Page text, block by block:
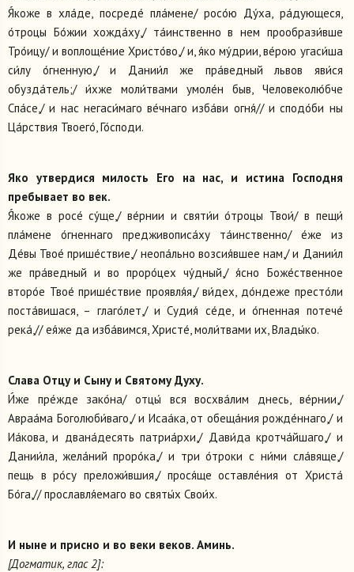
Я́коже в хла́де, посреде́ пла́мене/ росо́ю Ду́ха, ра́дующеся,
о́троцы Бо́жии хожда́ху,/ та́инственно в нем прообрази́вше
Тро́ицу/ и воплоще́ние Христо́во,/ и, я́ко му́дрии, ве́рою угаси́ша
си́лу о́гненную,/ и Дании́л же пра́ведный львов яви́ся
обузда́тель;/ и́хже моли́твами умоле́н быв, Человеколю́бче
Спа́се,/ и нас негаси́маго ве́чнаго изба́ви огня́// и сподо́би ны
Ца́рствия Твоего́, Го́споди.
Яко утвердися милость Его на нас, и истина Господня
пребывает во век.
Я́коже в росе́ су́ще,/ ве́рнии и святи́и о́троцы Твои́/ в пещи́
пла́мене о́гненнаго предживописа́ху та́инственно/ е́же из
Де́вы Твое́ прише́ствие,/ неопа́льно возсия́вшее нам,/ и Дании́л
же пра́ведный и во проро́цех чу́дный,/ я́сно Боже́ственное
второ́е Твое́ прише́ствие проявля́я,/ ви́дех, до́ндеже престо́ли
поста́вишася, – глаго́лет,/ и Судия́ се́де, и о́гненная потече́
река́,// ея́же да изба́вимся, Христе́, моли́твами их, Влады́ко.
Слава Отцу и Сыну и Святому Духу.
И́же пре́жде зако́на/ отцы́ вся восхва́лим днесь, ве́рнии,/
Авраа́ма Боголюби́ваго,/ и Исаа́ка, от обеща́ния рожде́ннаго,/ и
Иа́кова, и двана́десять патриа́рхи,/ Дави́да кротча́йшаго,/ и
Дании́ла, жела́ний проро́ка,/ и три о́троки с ни́ми сла́вяще,/
пещь в ро́су преложи́вшия,/ прося́ще оставле́ния от Христа́
Бо́га,// прославля́емаго во святы́х Свои́х.
И ныне и присно и во веки веков. Аминь.
[Догматик, глас 2]: